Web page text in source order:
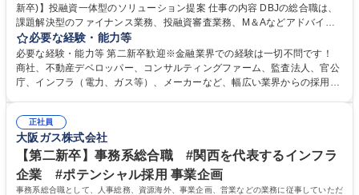
新卒)】投融資一体型のソリューション提案 仕事の内容 DBJの総合職は、
課題解決型のファイナンス業務、投融資審査業務、M＆Aなどアドバイザ
リー業務、地域戦略企画業務など、多様な業務に精通し、複数の専門性を
掛け合わせて広く社会に貢献していく職種です。 入社後は、横断的なロー
テーションを経て適性や専門性に応じたキャリアを形成していただきま
す。総合職として入社いただき、下記いずれかの部門でご活躍いただきま
ート・ナレッジ業務 ※それぞれの業務内容に関しては、別途その他労働条
件備考欄に記載 募集職種 【総合職/ポテンシャル採用(第2新卒)】投融資一
体型のソリューション提案
必要な経験・能力等
必要な経験・能力等 第二新卒歓迎※金融業界での経験は一切不問です！
商社、不動産デベロッパー、コンサルティングファーム、監査法人、官公
庁、インフラ（電力、ガス等）、メーカーなど、幅広い業界からの採用実
く高い志を併せもった人材を求めています。ポテンシャル採用（第2新
卒）では、金融業界での経験や知識を問いません。新たな時代を見据え
て、複雑化する社会課題の解決に向けて先鞭をつける役割を担いたい、と
いう気概をお持ちの方を心待ちにしています。 学歴・資格 学歴：大学院
大学 語学力： 資格：
正社員
大阪ガス株式会社
【第二新卒】事務系総合職 #関西を代表するインフラ
企業 #ポテンシャル採用 事業企画
事務系総合職として、人事総務、資源海外、事業企画、営業などの業務に従事していただ